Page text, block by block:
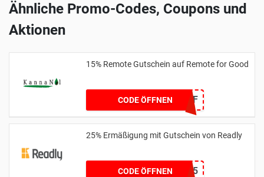
Ähnliche Promo-Codes, Coupons und
Aktionen
15% Remote Gutschein auf Remote for Good
CODE ÖFFNENRFG15OFF
25% Ermäßigung mit Gutschein von Readly
CODE ÖFFNENBOOTS25